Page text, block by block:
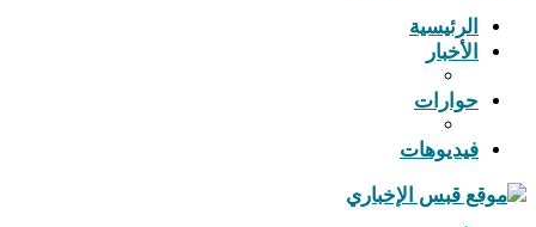
الرئيسية
الأخبار
حوارات
فيديوهات